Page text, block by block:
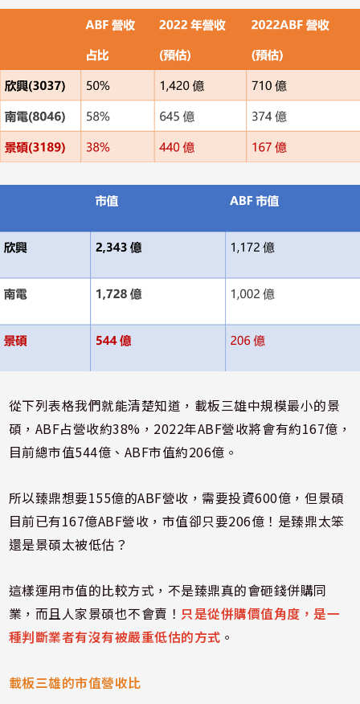
從下列表格我們就能清楚知道，載板三雄中規模最小的景
碩， ABF占營收約38% ， 2022年ABF營收將會有約167億，
目前總市值544億、 ABF市值約206億。
所以臻鼎想要155億的ABF營收，需要投資600億，但景碩
目前已有167億ABF營收，市值卻只要206億！是臻鼎太笨
還是景碩太被低估？
這樣運用市值的比較方式，不是臻鼎真的會砸錢併購同
業，而且人家景碩也不會賣！ 只是從併購價值角度，是一
種判斷業者有沒有被嚴重低估的方式 。
載板三雄的市值營收比